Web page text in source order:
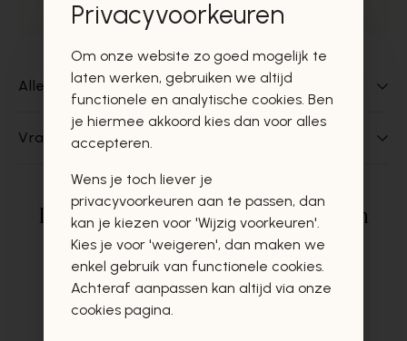
Gratis ophaal
Alles over dit product
Vragen over dit product?
Deze producten zullen u zeker en
vast ook interesseren
Privacyvoorkeuren
Om onze website zo goed mogelijk te
laten werken, gebruiken we altijd
functionele en analytische cookies. Ben
je hiermee akkoord kies dan voor alles
accepteren.
Wens je toch liever je
privacyvoorkeuren aan te passen, dan
kan je kiezen voor 'Wijzig voorkeuren'.
Kies je voor 'weigeren', dan maken we
enkel gebruik van functionele cookies.
Achteraf aanpassen kan altijd via onze
cookies pagina.